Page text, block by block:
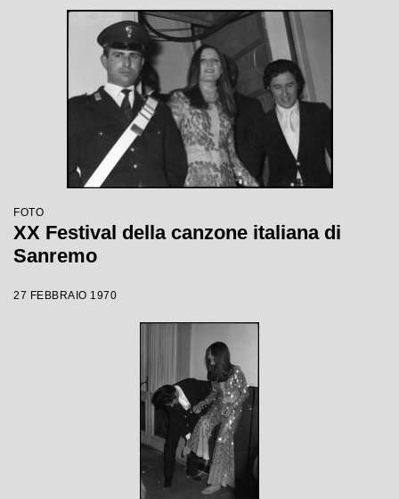
FOTO
XX Festival della canzone italiana di
Sanremo
27 FEBBRAIO 1970